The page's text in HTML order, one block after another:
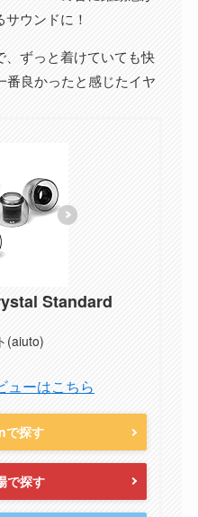
ウンドに！
ずっと着けていても快
番良かったと感じたイヤ
Standard
(aiuto)
ーはこちら
で探す
で探す